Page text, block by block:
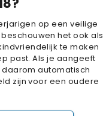
op een veilige
het ook als
te maken
past. Als je aangeeft
automatisch
zijn voor een oudere